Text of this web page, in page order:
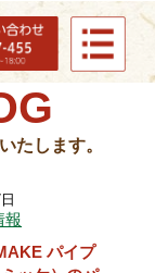
たします。
報
パイプ